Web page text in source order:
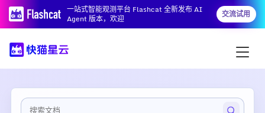
一站式智能观测平台 Flashcat 全新发布 AI
Agent 版本，欢迎
交流试用